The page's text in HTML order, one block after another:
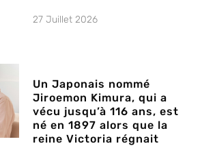
27 Juillet 2026
Un Japonais nommé
Jiroemon Kimura, qui a
vécu jusqu’à 116 ans, est
né en 1897 alors que la
reine Victoria régnait